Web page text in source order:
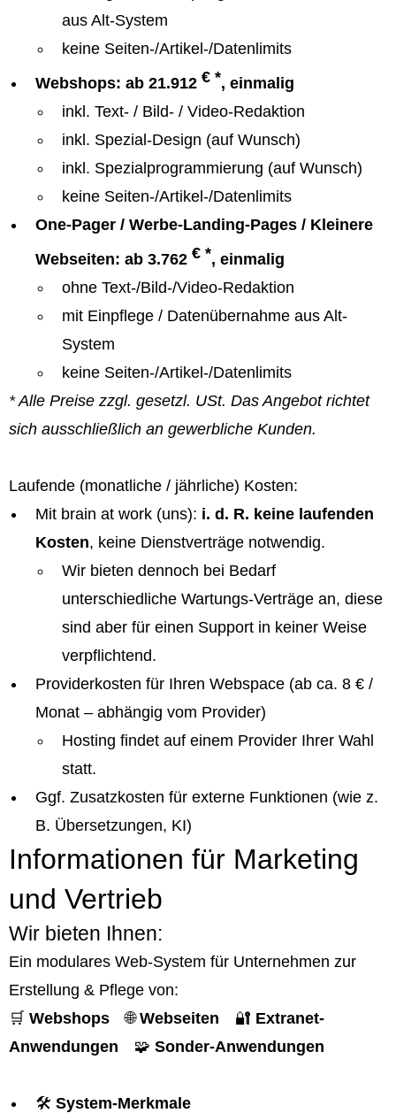
aus Alt-System
keine Seiten-/Artikel-/Datenlimits
Webshops: ab 21.912 € *, einmalig
inkl. Text- / Bild- / Video-Redaktion
inkl. Spezial-Design (auf Wunsch)
inkl. Spezialprogrammierung (auf Wunsch)
keine Seiten-/Artikel-/Datenlimits
One-Pager / Werbe-Landing-Pages / Kleinere
Webseiten: ab 3.762 € *, einmalig
ohne Text-/Bild-/Video-Redaktion
mit Einpflege / Datenübernahme aus Alt-
System
keine Seiten-/Artikel-/Datenlimits
* Alle Preise zzgl. gesetzl. USt. Das Angebot richtet
sich ausschließlich an gewerbliche Kunden.
Laufende (monatliche / jährliche) Kosten:
Mit brain at work (uns): i. d. R. keine laufenden
Kosten, keine Dienstverträge notwendig.
Wir bieten dennoch bei Bedarf
unterschiedliche Wartungs-Verträge an, diese
sind aber für einen Support in keiner Weise
verpflichtend.
Providerkosten für Ihren Webspace (ab ca. 8 € /
Monat – abhängig vom Provider)
Hosting findet auf einem Provider Ihrer Wahl
statt.
Ggf. Zusatzkosten für externe Funktionen (wie z.
B. Übersetzungen, KI)
Informationen für Marketing
und Vertrieb
Wir bieten Ihnen:
Ein modulares Web-System für Unternehmen zur
Erstellung & Pflege von:
🛒 Webshops 🌐Webseiten 🔐 Extranet-
Anwendungen 🧩 Sonder-Anwendungen
🛠️ System-Merkmale